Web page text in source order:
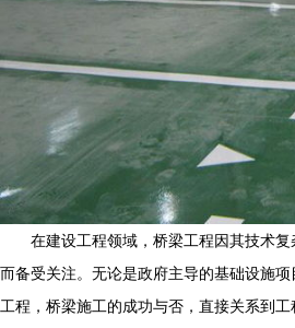
在建设工程领域，桥梁工程因其技术
而备受关注。无论是政府主导的基础设施
工程，桥梁施工的成功与否，直接关系到